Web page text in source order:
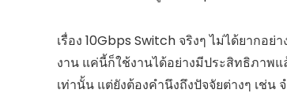
เรื่อง 10Gbps Switch จริงๆ ไม่ได้ยากอ
งาน แค่นี้ก็ใช้งานได้อย่างมีประสิทธิภาพ
เท่านั้น แต่ยังต้องคำนึงถึงปัจจัยต่างๆ เช่